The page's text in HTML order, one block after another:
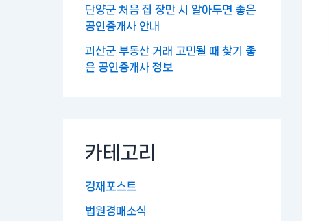
단양군 처음 집 장만 시 알아두면 좋은
공인중개사 안내
괴산군 부동산 거래 고민될 때 찾기 좋
은 공인중개사 정보
카테고리
경재포스트
법원경매소식